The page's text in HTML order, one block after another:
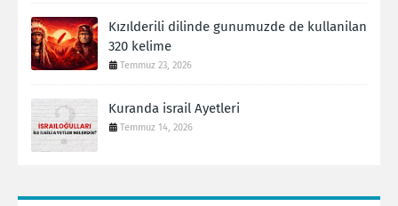
Kızılderili dilinde gunumuzde de kullanilan
320 kelime
Temmuz 23, 2026
Kuranda israil Ayetleri
Temmuz 14, 2026